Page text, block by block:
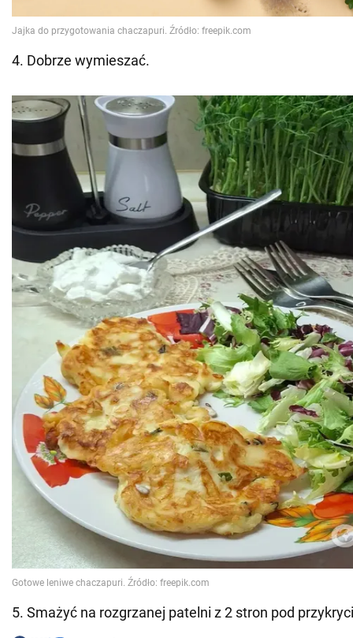
4. Dobrze wymieszać.
5. Smażyć na rozgrzanej patelni z 2 stron pod